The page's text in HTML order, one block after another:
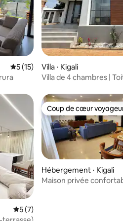
: 5 sur 5
Évaluation moyenne sur la base
5 (15)
Villa ⋅ Kigali
Villa de 4 chambres |
Évaluation moyenne sur la base
5 (7)
Coup de cœur
Coup de cœur
Hébergement ⋅ Kigali
Maison privée